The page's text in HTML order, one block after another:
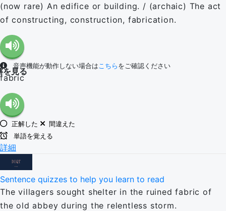
(now rare) An edifice or building. / (archaic) The act
of constructing, construction, fabrication.
音声機能が動作しない場合はこちら をご確認ください
を見る
fabric
正解した
間違えた
単語を覚える
詳細
Sentence quizzes to help you learn to read
The villagers sought shelter in the ruined fabric of
the old abbey during the relentless storm.